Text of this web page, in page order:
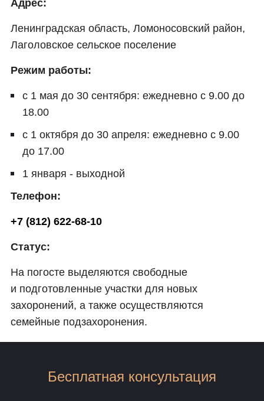
Адрес:
Ленинградская область, Ломоносовский район,
Лаголовское сельское поселение
Режим работы:
с 1 мая до 30 сентября: ежедневно с 9.00 до
18.00
с 1 октября до 30 апреля: ежедневно с 9.00
до 17.00
1 января - выходной
Телефон:
+7 (812) 622-68-10
Статус:
На погосте выделяются свободные
и подготовленные участки для новых
захоронений, а также осуществляются
семейные подзахоронения.
Бесплатная консультация